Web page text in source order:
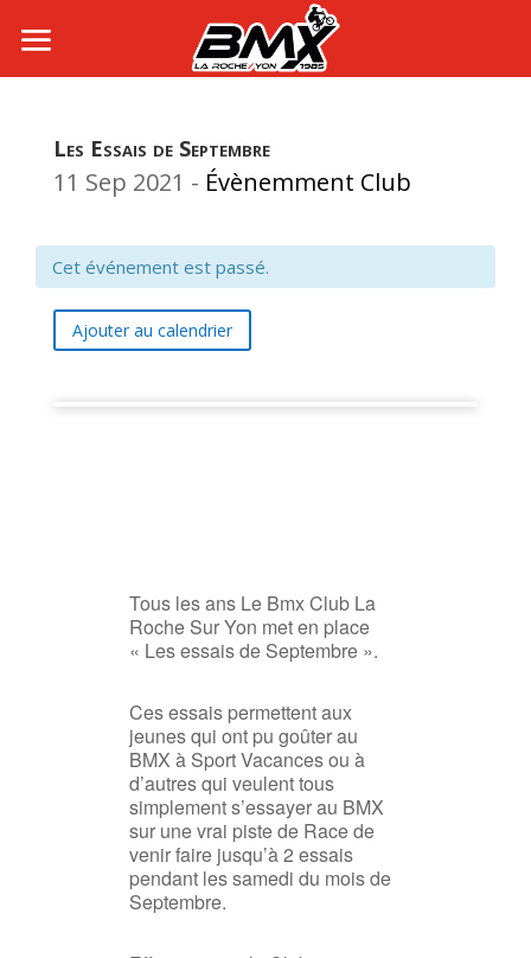
Les Essais de Septembre
11 Sep 2021 - Évènemment Club
Cet événement est passé.
Ajouter au calendrier
Tous les ans Le Bmx Club La
Roche Sur Yon met en place
« Les essais de Septembre ».
Ces essais permettent aux
jeunes qui ont pu goûter au
BMX à Sport Vacances ou à
d’autres qui veulent tous
simplement s’essayer au BMX
sur une vrai piste de Race de
venir faire jusqu’à 2 essais
pendant les samedi du mois de
Septembre.